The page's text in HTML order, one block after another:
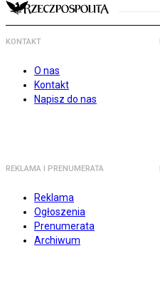
KONTAKT
O nas
Kontakt
Napisz do nas
REKLAMA I PRENUMERATA
Reklama
Ogłoszenia
Prenumerata
Archiwum